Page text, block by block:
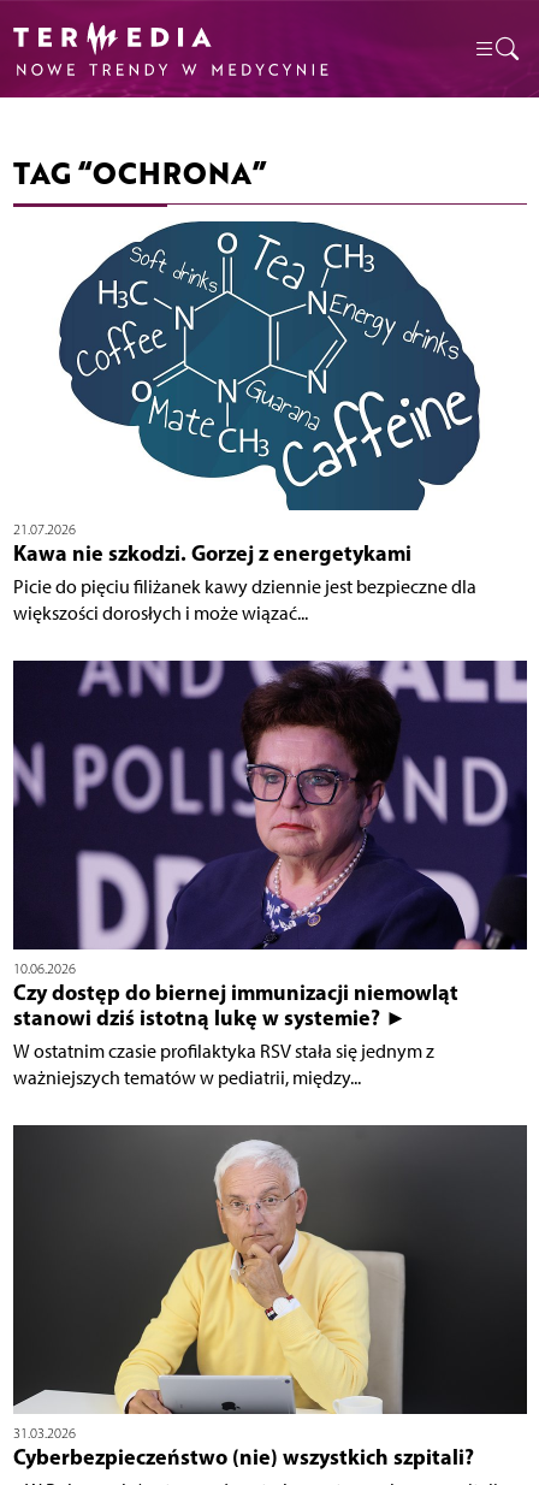
TAG “OCHRONA”
21.07.2026
Kawa nie szkodzi. Gorzej z energetykami
Picie do pięciu filiżanek kawy dziennie jest bezpieczne dla
większości dorosłych i może wiązać...
10.06.2026
Czy dostęp do biernej immunizacji niemowląt
stanowi dziś istotną lukę w systemie? ►
W ostatnim czasie profilaktyka RSV stała się jednym z
ważniejszych tematów w pediatrii, między...
31.03.2026
Cyberbezpieczeństwo (nie) wszystkich szpitali?